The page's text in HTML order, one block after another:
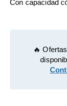
Con capacidad
🔥